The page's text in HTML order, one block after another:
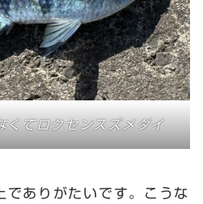
くてロクセンスズメダイ
ありがたいです。こうな